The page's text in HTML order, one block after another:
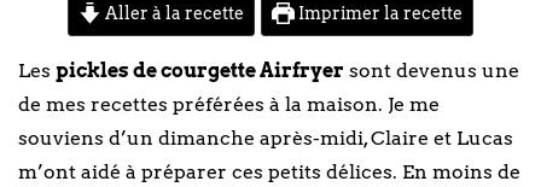
Aller à la recette Imprimer la recette
Les pickles de courgette Airfryer sont devenus une
de mes recettes préférées à la maison. Je me
souviens d’un dimanche après-midi, Claire et Lucas
m’ont aidé à préparer ces petits délices. En moins de